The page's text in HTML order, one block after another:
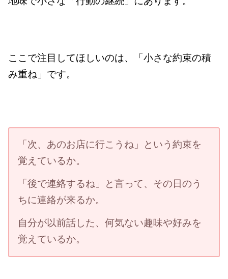
ここで注目してほしいのは、「小さな約束の積
み重ね」です。
「次、あのお店に行こうね」という約束を
覚えているか。
「後で連絡するね」と言って、その日のう
ちに連絡が来るか。
自分が以前話した、何気ない趣味や好みを
覚えているか。